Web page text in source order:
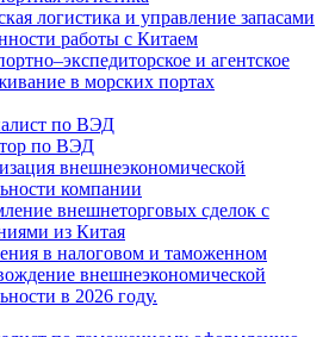
логистика и управление запасами
работы с Китаем
и агентское
в морских портах
по ВЭД
по ВЭД
внешнеэкономической
компании
внешнеторговых сделок с
из Китая
в налоговом и таможенном
внешнеэкономической
в 2026 году.